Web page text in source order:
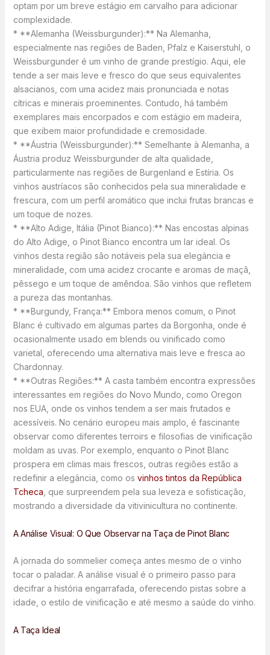
optam por um breve estágio em carvalho para adicionar
complexidade.
* **Alemanha (Weissburgunder):** Na Alemanha,
especialmente nas regiões de Baden, Pfalz e Kaiserstuhl, o
Weissburgunder é um vinho de grande prestígio. Aqui, ele
tende a ser mais leve e fresco do que seus equivalentes
alsacianos, com uma acidez mais pronunciada e notas
cítricas e minerais proeminentes. Contudo, há também
exemplares mais encorpados e com estágio em madeira,
que exibem maior profundidade e cremosidade.
* **Áustria (Weissburgunder):** Semelhante à Alemanha, a
Áustria produz Weissburgunder de alta qualidade,
particularmente nas regiões de Burgenland e Estíria. Os
vinhos austríacos são conhecidos pela sua mineralidade e
frescura, com um perfil aromático que inclui frutas brancas e
um toque de nozes.
* **Alto Adige, Itália (Pinot Bianco):** Nas encostas alpinas
do Alto Adige, o Pinot Bianco encontra um lar ideal. Os
vinhos desta região são notáveis pela sua elegância e
mineralidade, com uma acidez crocante e aromas de maçã,
pêssego e um toque de amêndoa. São vinhos que refletem
a pureza das montanhas.
* **Burgundy, França:** Embora menos comum, o Pinot
Blanc é cultivado em algumas partes da Borgonha, onde é
ocasionalmente usado em blends ou vinificado como
varietal, oferecendo uma alternativa mais leve e fresca ao
Chardonnay.
* **Outras Regiões:** A casta também encontra expressões
interessantes em regiões do Novo Mundo, como Oregon
nos EUA, onde os vinhos tendem a ser mais frutados e
acessíveis. No cenário europeu mais amplo, é fascinante
observar como diferentes terroirs e filosofias de vinificação
moldam as uvas. Por exemplo, enquanto o Pinot Blanc
prospera em climas mais frescos, outras regiões estão a
redefinir a elegância, como os vinhos tintos da República
Tcheca, que surpreendem pela sua leveza e sofisticação,
mostrando a diversidade da vitivinicultura no continente.
A Análise Visual: O Que Observar na Taça de Pinot Blanc
A jornada do sommelier começa antes mesmo de o vinho
tocar o paladar. A análise visual é o primeiro passo para
decifrar a história engarrafada, oferecendo pistas sobre a
idade, o estilo de vinificação e até mesmo a saúde do vinho.
A Taça Ideal